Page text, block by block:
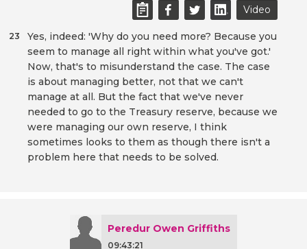
Video
Yes, indeed: 'Why do you need more? Because you
seem to manage all right within what you've got.'
Now, that's to misunderstand the case. The case
is about managing better, not that we can't
manage at all. But the fact that we've never
needed to go to the Treasury reserve, because we
were managing our own reserve, I think
sometimes looks to them as though there isn't a
problem here that needs to be solved.
23
Peredur Owen Griffiths
09:43:21